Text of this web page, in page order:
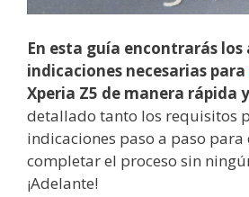
En esta guía encontrarás los
indicaciones necesarias para
Xperia Z5 de manera rápida
detallado tanto los requisitos
indicaciones paso a paso
completar el proceso sin
¡Adelante!